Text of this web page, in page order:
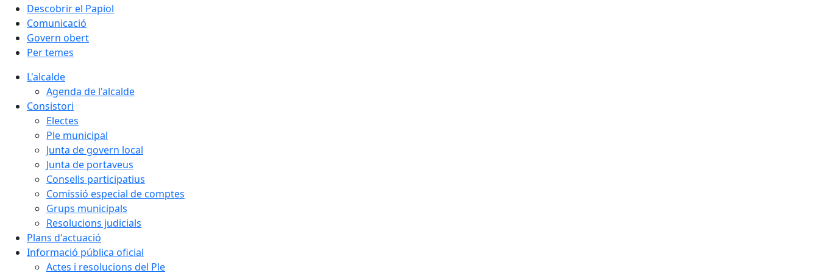
Descobrir el Papiol
Comunicació
Govern obert
Per temes
L'alcalde
Agenda de l'alcalde
Consistori
Electes
Ple municipal
Junta de govern local
Junta de portaveus
Consells participatius
Comissió especial de comptes
Grups municipals
Resolucions judicials
Plans d'actuació
Informació pública oficial
Actes i resolucions del Ple